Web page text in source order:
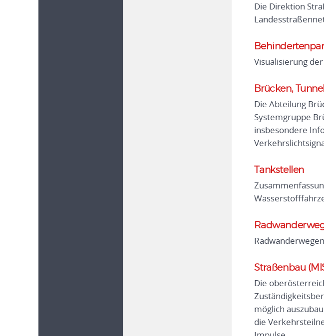
Die Direktion
Visualisierung
Brücken,
Die Abteilung
Systemgruppe
insbesondere
Tankstellen
Straßenbau
Die
möglich
die